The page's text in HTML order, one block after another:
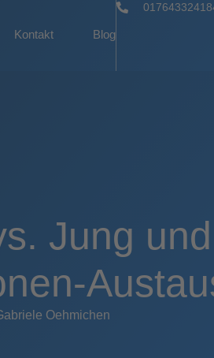
Kontakt Blog
Jung
Oehmichen